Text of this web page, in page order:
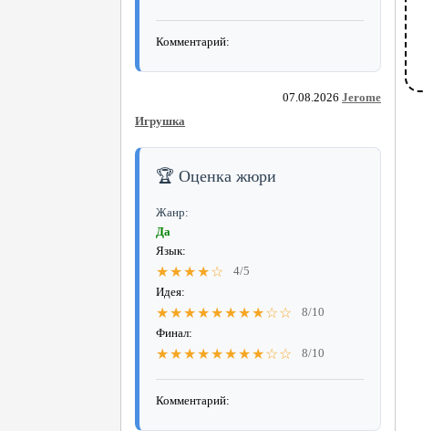
Комментарий:
07.08.2026 Jerome
Игрушка
🏆 Оценка жюри
Жанр:
Да
Язык:
★★★★☆
4/5
Идея:
★★★★★★★★☆☆
8/10
Финал:
★★★★★★★★☆☆ 8/10
Комментарий: